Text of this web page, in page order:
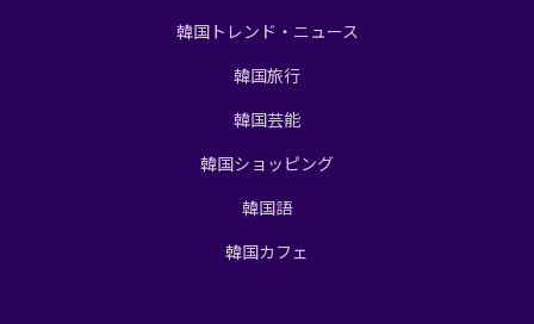
韓国トレンド・ニュース
韓国旅行
韓国芸能
韓国ショッピング
韓国語
韓国カフェ